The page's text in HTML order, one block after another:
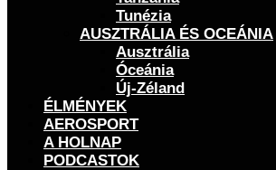
Tunézia
AUSZTRÁLIA ÉS OCEÁNIA
Ausztrália
Óceánia
Új-Zéland
ÉLMÉNYEK
AEROSPORT
A HOLNAP
PODCASTOK